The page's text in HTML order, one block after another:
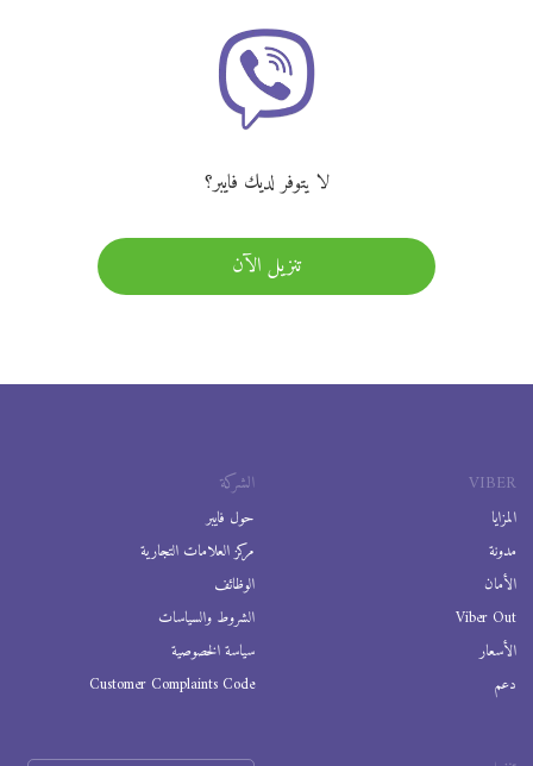
لا يتوفر لديك فايبر؟
تنزيل الآن
VIBER
المزايا
مدونة
الأمان
Viber Out
الأسعار
دعم
الشركة
حول فايبر
مركز العلامات التجارية
الوظائف
الشروط والسياسات
سياسة الخصوصية
Customer Complaints Code